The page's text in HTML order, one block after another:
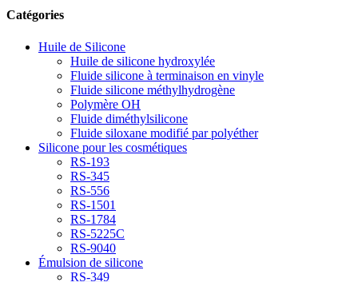
Catégories
Huile de Silicone
Huile de silicone hydroxylée
Fluide silicone à terminaison en vinyle
Fluide silicone méthylhydrogène
Polymère OH
Fluide diméthylsilicone
Fluide siloxane modifié par polyéther
Silicone pour les cosmétiques
RS-193
RS-345
RS-556
RS-1501
RS-1784
RS-5225C
RS-9040
Émulsion de silicone
RS-349